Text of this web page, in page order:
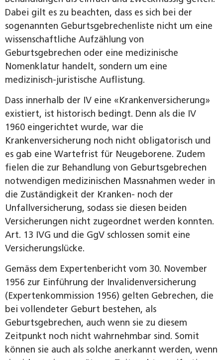
Dabei gilt es zu beachten, dass es sich bei der
sogenannten Geburtsgebrechenliste nicht um eine
wissenschaftliche Aufzählung von
Geburtsgebrechen oder eine medizinische
Nomenklatur handelt, sondern um eine
medizinisch-juristische Auflistung.
Dass innerhalb der IV eine «Krankenversicherung»
existiert, ist historisch bedingt. Denn als die IV
1960 eingerichtet wurde, war die
Krankenversicherung noch nicht obligatorisch und
es gab eine Wartefrist für Neugeborene. Zudem
fielen die zur Behandlung von Geburtsgebrechen
notwendigen medizinischen Massnahmen weder in
die Zuständigkeit der Kranken- noch der
Unfallversicherung, sodass sie diesen beiden
Versicherungen nicht zugeordnet werden konnten.
Art. 13 IVG und die GgV schlossen somit eine
Versicherungslücke.
Gemäss dem Expertenbericht vom 30. November
1956 zur Einführung der Invalidenversicherung
(Expertenkommission 1956) gelten Gebrechen, die
bei vollendeter Geburt bestehen, als
Geburtsgebrechen, auch wenn sie zu diesem
Zeitpunkt noch nicht wahrnehmbar sind. Somit
können sie auch als solche anerkannt werden, wenn